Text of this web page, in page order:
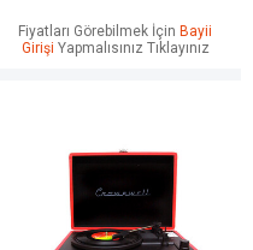
Fiyatları Görebilmek İçin Bayii
Girişi Yapmalısınız Tıklayınız